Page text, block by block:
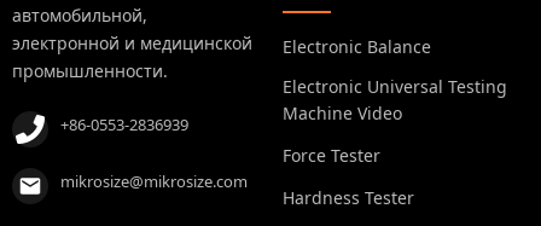
автомобильной,
электронной и медицинской
промышленности.
+86-0553-2836939
mikrosize@mikrosize.com
Electronic Balance
Electronic Universal Testing
Machine Video
Force Tester
Hardness Tester